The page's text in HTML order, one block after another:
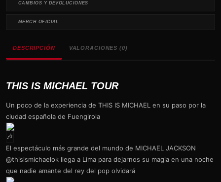
CAMBIOS Y DEVOLUCIONES
MERCH OFICIAL
DESCRIPCIÓN VALORACIONES (0)
THIS IS MICHAEL TOUR
Un poco de la experiencia de THIS IS MICHAEL en su paso por la
ciudad española de Fuengirola
El espectáculo más grande del mundo de MICHAEL JACKSON
@thisismichaelok llega a Lima para dejarnos su magia en una noche
que nadie amante del rey del pop olvidará